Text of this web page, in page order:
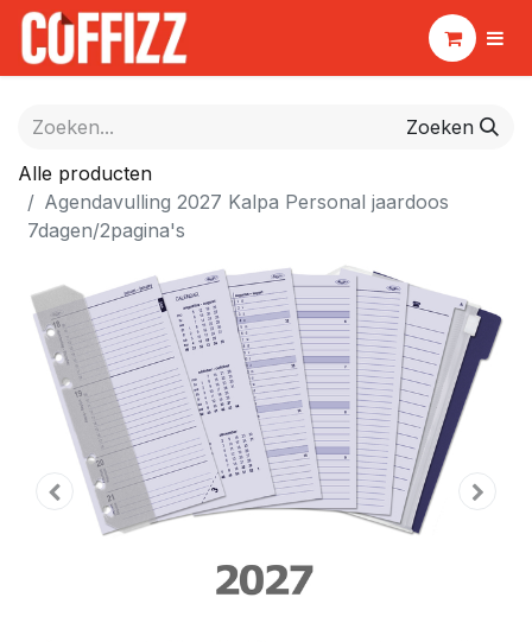
Zoeken
Alle producten
Agendavulling 2027 Kalpa Personal jaardoos
7dagen/2pagina's